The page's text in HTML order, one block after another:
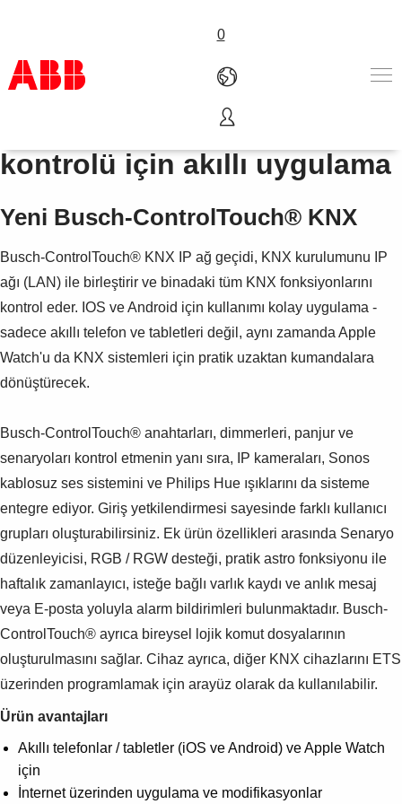
0
Ürünler ve Çözümler
Endüstriler
Hakkımızda
Bize ulaşın
Kariyer
KNX bina fonksiyonlarının
kontrolü için akıllı uygulama
Yeni Busch-ControlTouch® KNX
Busch-ControlTouch® KNX IP ağ geçidi, KNX kurulumunu IP
ağı (LAN) ile birleştirir ve binadaki tüm KNX fonksiyonlarını
kontrol eder. IOS ve Android için kullanımı kolay uygulama -
sadece akıllı telefon ve tabletleri değil, aynı zamanda Apple
Watch'u da KNX sistemleri için pratik uzaktan kumandalara
dönüştürecek.
Busch-ControlTouch® anahtarları, dimmerleri, panjur ve
senaryoları kontrol etmenin yanı sıra, IP kameraları, Sonos
kablosuz ses sistemini ve Philips Hue ışıklarını da sisteme
entegre ediyor. Giriş yetkilendirmesi sayesinde farklı kullanıcı
grupları oluşturabilirsiniz. Ek ürün özellikleri arasında Senaryo
düzenleyicisi, RGB / RGW desteği, pratik astro fonksiyonu ile
haftalık zamanlayıcı, isteğe bağlı varlık kaydı ve anlık mesaj
veya E-posta yoluyla alarm bildirimleri bulunmaktadır. Busch-
ControlTouch® ayrıca bireysel lojik komut dosyalarının
oluşturulmasını sağlar. Cihaz ayrıca, diğer KNX cihazlarını ETS
üzerinden programlamak için arayüz olarak da kullanılabilir.
Ürün avantajları
Akıllı telefonlar / tabletler (iOS ve Android) ve Apple Watch
için
İnternet üzerinden uygulama ve modifikasyonlar